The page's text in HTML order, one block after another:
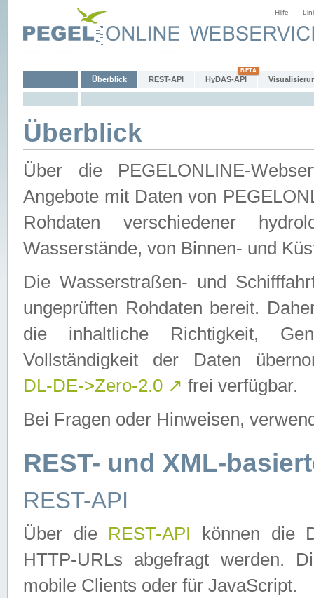
Hilfe
Überblick REST-API HyDAS-API
Überblick
Über die PEGELONLINE-
Angebote mit Daten von
Rohdaten verschiedener
Wasserstände, von Binnen- und
Die Wasserstraßen- und
ungeprüften Rohdaten bereit.
die inhaltliche Richtigkeit,
Vollständigkeit der Daten
DL-DE->Zero-2.0 ↗ frei verfügbar.
Bei Fragen oder Hinweisen,
REST- und XML-
REST-API
Über die REST-API können die
HTTP-URLs abgefragt werden.
mobile Clients oder für JavaScript.